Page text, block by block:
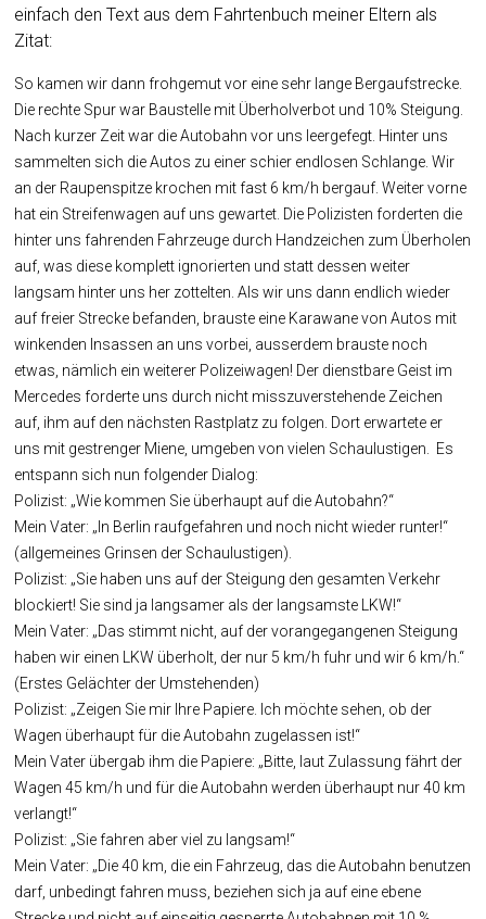
einfach den Text aus dem Fahrtenbuch meiner Eltern als
Zitat:
So kamen wir dann frohgemut vor eine sehr lange Bergaufstrecke.
Die rechte Spur war Baustelle mit Überholverbot und 10% Steigung.
Nach kurzer Zeit war die Autobahn vor uns leergefegt. Hinter uns
sammelten sich die Autos zu einer schier endlosen Schlange. Wir
an der Raupenspitze krochen mit fast 6 km/h bergauf. Weiter vorne
hat ein Streifenwagen auf uns gewartet. Die Polizisten forderten die
hinter uns fahrenden Fahrzeuge durch Handzeichen zum Überholen
auf, was diese komplett ignorierten und statt dessen weiter
langsam hinter uns her zottelten. Als wir uns dann endlich wieder
auf freier Strecke befanden, brauste eine Karawane von Autos mit
winkenden Insassen an uns vorbei, ausserdem brauste noch
etwas, nämlich ein weiterer Polizeiwagen! Der dienstbare Geist im
Mercedes forderte uns durch nicht misszuverstehende Zeichen
auf, ihm auf den nächsten Rastplatz zu folgen. Dort erwartete er
uns mit gestrenger Miene, umgeben von vielen Schaulustigen. Es
entspann sich nun folgender Dialog:
Polizist: „Wie kommen Sie überhaupt auf die Autobahn?“
Mein Vater: „In Berlin raufgefahren und noch nicht wieder runter!“
(allgemeines Grinsen der Schaulustigen).
Polizist: „Sie haben uns auf der Steigung den gesamten Verkehr
blockiert! Sie sind ja langsamer als der langsamste LKW!“
Mein Vater: „Das stimmt nicht, auf der vorangegangenen Steigung
haben wir einen LKW überholt, der nur 5 km/h fuhr und wir 6 km/h.“
(Erstes Gelächter der Umstehenden)
Polizist: „Zeigen Sie mir Ihre Papiere. Ich möchte sehen, ob der
Wagen überhaupt für die Autobahn zugelassen ist!“
Mein Vater übergab ihm die Papiere: „Bitte, laut Zulassung fährt der
Wagen 45 km/h und für die Autobahn werden überhaupt nur 40 km
verlangt!“
Polizist: „Sie fahren aber viel zu langsam!“
Mein Vater: „Die 40 km, die ein Fahrzeug, das die Autobahn benutzen
darf, unbedingt fahren muss, beziehen sich ja auf eine ebene